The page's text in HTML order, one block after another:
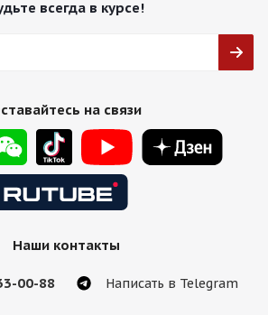
всегда в курсе!
на связи
Наши контакты
00-88 Написать в Telegram